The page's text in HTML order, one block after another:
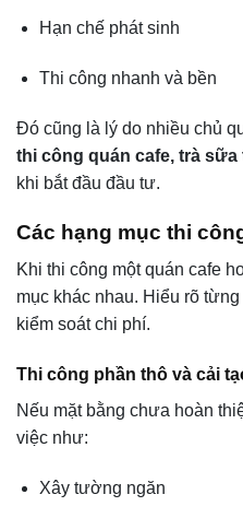
Hạn chế phát sinh
Thi công nhanh và bền
Đó cũng là lý do nhiều chủ
thi công quán cafe, trà sữa
khi bắt đầu đầu tư.
Các hạng mục thi
Khi thi công một quán cafe
mục khác nhau. Hiểu rõ
kiểm soát chi phí.
Thi công phần thô và cải
Nếu mặt bằng chưa hoàn
việc như:
Xây tường ngăn